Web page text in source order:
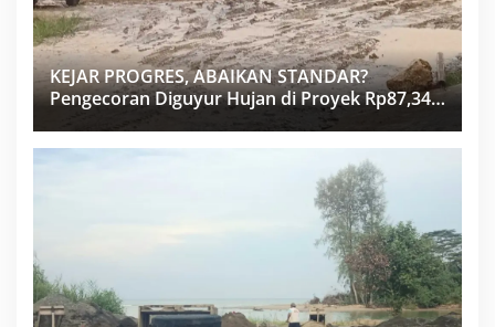
KEJAR PROGRES, ABAIKAN STANDAR?
Pengecoran Diguyur Hujan di Proyek Rp87,34
Miliar Sukma Nias, Konsultan, Pengawas dan
PPK Bungkam